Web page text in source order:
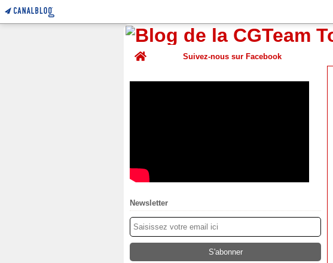
Home
Suivez-nous sur Facebook
Newsletter